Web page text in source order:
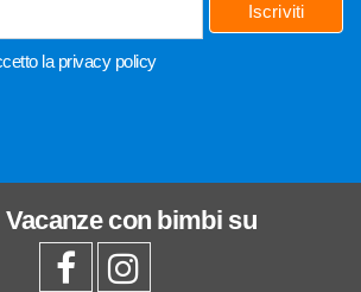
la privacy policy
Iscriviti
Vacanze con bimbi su